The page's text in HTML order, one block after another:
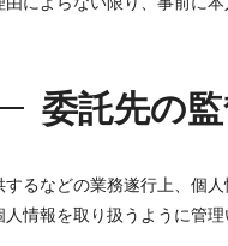
委託先の
るなどの業務遂行上、個
情報を取り扱うように管理